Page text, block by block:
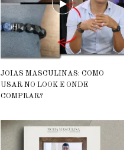
JOIAS MASCULINAS: COMO
USAR NO LOOK E ONDE
COMPRAR?